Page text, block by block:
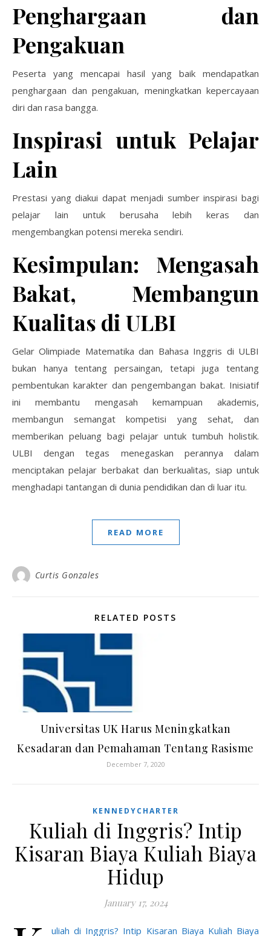
Penghargaan dan
Pengakuan
Peserta yang mencapai hasil yang baik mendapatkan
penghargaan dan pengakuan, meningkatkan kepercayaan
diri dan rasa bangga.
Inspirasi untuk Pelajar
Lain
Prestasi yang diakui dapat menjadi sumber inspirasi bagi
pelajar lain untuk berusaha lebih keras dan
mengembangkan potensi mereka sendiri.
Kesimpulan: Mengasah
Bakat, Membangun
Kualitas di ULBI
Gelar Olimpiade Matematika dan Bahasa Inggris di ULBI
bukan hanya tentang persaingan, tetapi juga tentang
pembentukan karakter dan pengembangan bakat. Inisiatif
ini membantu mengasah kemampuan akademis,
membangun semangat kompetisi yang sehat, dan
memberikan peluang bagi pelajar untuk tumbuh holistik.
ULBI dengan tegas menegaskan perannya dalam
menciptakan pelajar berbakat dan berkualitas, siap untuk
menghadapi tantangan di dunia pendidikan dan di luar itu.
READ MORE
Curtis Gonzales
RELATED POSTS
Universitas UK Harus Meningkatkan
Kesadaran dan Pemahaman Tentang Rasisme
December 7, 2020
KENNEDYCHARTER
Kuliah di Inggris? Intip
Kisaran Biaya Kuliah Biaya
Hidup
January 17, 2024
uliah di Inggris? Intip Kisaran Biaya Kuliah Biaya